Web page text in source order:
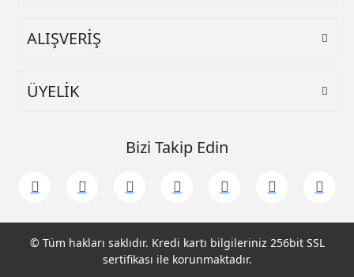
ALIŞVERİŞ
ÜYELİK
Bizi Takip Edin
© Tüm hakları saklıdır. Kredi kartı bilgileriniz 256bit SSL
sertifikası ile korunmaktadır.